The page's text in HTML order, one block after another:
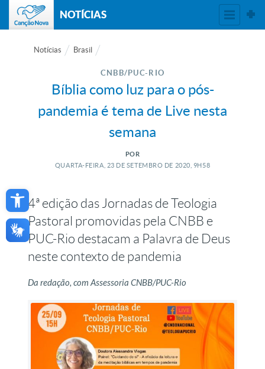
Open toolbar
NOTÍCIAS
Notícias Brasil
CNBB/PUC-RIO
Bíblia como luz para o pós-
pandemia é tema de Live nesta
semana
POR
QUARTA-FEIRA, 23 DE SETEMBRO DE 2020, 9H58
4ª edição das Jornadas de Teologia
Pastoral promovidas pela CNBB e
PUC-Rio destacam a Palavra de Deus
neste contexto de pandemia
Da redação, com Assessoria CNBB/PUC-Rio